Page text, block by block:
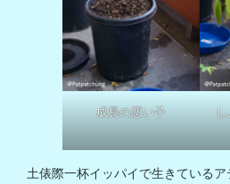
成長の悪い子
土俵際一杯イッパイで生きているア